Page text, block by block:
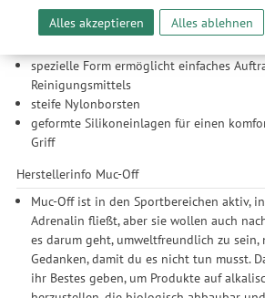
Werbeanzeigen für Sie bereitzustellen
unserer Website sicherzustellen und stetig
werden Ihre Daten auch an
weitergegeben. Die Verarbeitung erfolgt
Zwecke der Einbindung von
Durchführung von statistischer Analyse,
Produktempfehlungen und
Informationen zu den einzelnen
und der Speicherdauer finden Sie unter
Einwilligung ist freiwillig, für die Nutzung
erforderlich und gilt, bis sie widerrufen
Einwilligung unter Einstellungen
Drittanbieter erteilen und jederzeit für die
Alles akzeptieren Alles ablehnen
Features
spezielle Form ermöglicht einfaches
Reinigungsmittels
steife Nylonborsten
geformte Silikoneinlagen für einen
Griff
Herstellerinfo Muc-Off
Muc-Off ist in den Sportbereichen aktiv,
Adrenalin fließt, aber sie wollen auch
es darum geht, umweltfreundlich zu sein,
Gedanken, damit du es nicht tun musst.
ihr Bestes geben, um Produkte auf